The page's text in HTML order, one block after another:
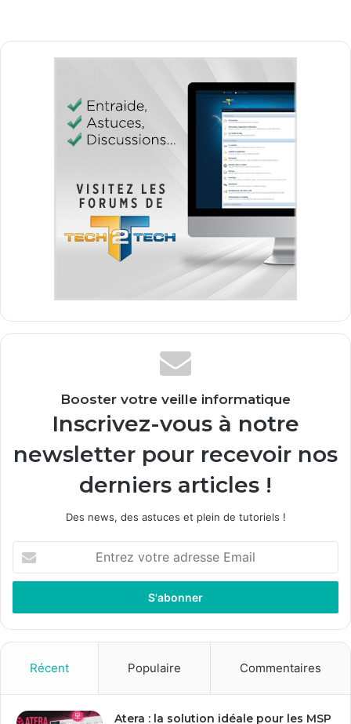
Booster votre veille informatique
Inscrivez-vous à notre
newsletter pour recevoir nos
derniers articles !
Des news, des astuces et plein de tutoriels !
t
e
z
r
e
Récent Populaire Commentaires
Atera : la solution idéale pour les MSP